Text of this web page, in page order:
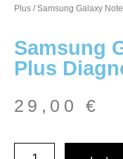
Plus / Samsung Galaxy
Samsung
Plus
29,00€